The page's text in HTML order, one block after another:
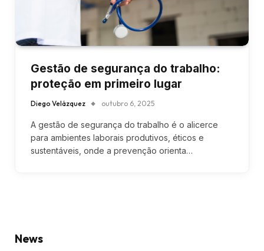
Gestão de segurança do trabalho:
proteção em primeiro lugar
Diego Velázquez outubro 6, 2025
A gestão de segurança do trabalho é o alicerce
para ambientes laborais produtivos, éticos e
sustentáveis, onde a prevenção orienta…
News